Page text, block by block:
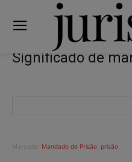
Significado de
Marcado: Mandado de Prisão prisão